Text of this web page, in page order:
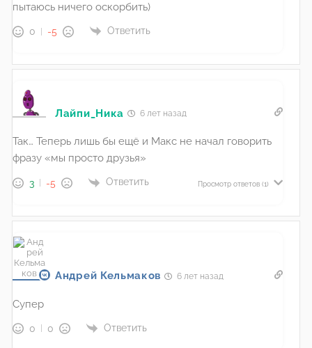
пытаюсь ничего оскорбить)
0 -5 Ответить
Лайпи_Ника 6 лет назад
Так… Теперь лишь бы ещё и Макс не начал говорить
фразу «мы просто друзья»
3 -5 Ответить Просмотр ответов (1)
Андрей Кельмаков 6 лет назад
Супер
0 0 Ответить